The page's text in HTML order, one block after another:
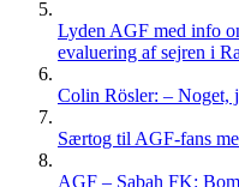
Lyden AGF med info
evaluering af sejren i
Colin Rösler: – Noget,
Særtog til AGF-fans
AGF – Sabah FK: